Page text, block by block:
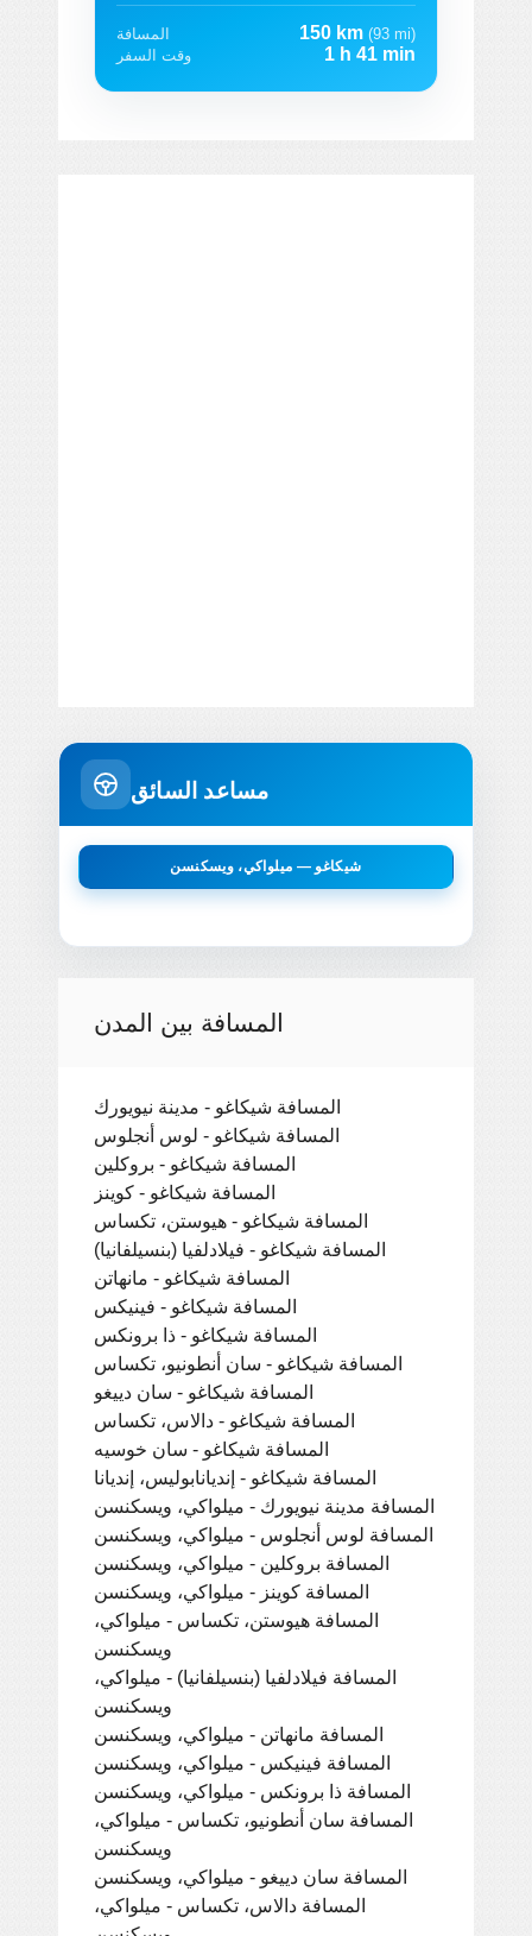
المسافة 150 km (93 mi)
وقت السفر
1 h 41 min
مساعد السائق
شيكاغو — ميلواكي، ويسكنسن
المسافة بين المدن
المسافة شيكاغو - مدينة نيويورك
المسافة شيكاغو - لوس أنجلوس
المسافة شيكاغو - بروكلين
المسافة شيكاغو - كوينز
المسافة شيكاغو - هيوستن، تكساس
المسافة شيكاغو - فيلادلفيا (بنسيلفانيا)
المسافة شيكاغو - مانهاتن
المسافة شيكاغو - فينيكس
المسافة شيكاغو - ذا برونكس
المسافة شيكاغو - سان أنطونيو، تكساس
المسافة شيكاغو - سان دييغو
المسافة شيكاغو - دالاس، تكساس
المسافة شيكاغو - سان خوسيه
المسافة شيكاغو - إنديانابوليس، إنديانا
المسافة مدينة نيويورك - ميلواكي، ويسكنسن
المسافة لوس أنجلوس - ميلواكي، ويسكنسن
المسافة بروكلين - ميلواكي، ويسكنسن
المسافة كوينز - ميلواكي، ويسكنسن
المسافة هيوستن، تكساس - ميلواكي،
ويسكنسن
المسافة فيلادلفيا (بنسيلفانيا) - ميلواكي،
ويسكنسن
المسافة مانهاتن - ميلواكي، ويسكنسن
المسافة فينيكس - ميلواكي، ويسكنسن
المسافة ذا برونكس - ميلواكي، ويسكنسن
المسافة سان أنطونيو، تكساس - ميلواكي،
ويسكنسن
المسافة سان دييغو - ميلواكي، ويسكنسن
المسافة دالاس، تكساس - ميلواكي،